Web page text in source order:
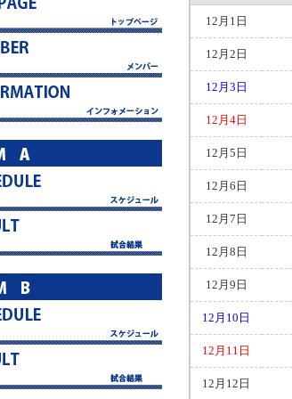
12月1日
12月2日
12月3日
12月4日
12月5日
12月6日
12月7日
12月8日
12月9日
12月10日
12月11日
12月12日